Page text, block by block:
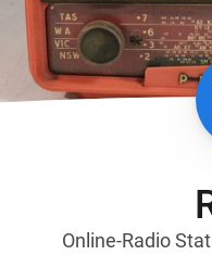
Online-Radio